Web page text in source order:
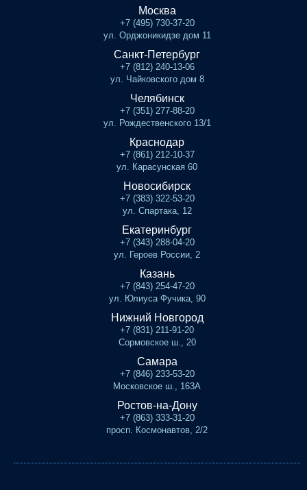
Москва
+7 (495) 730-37-20
ул. Орджоникидзе дом 11
Санкт-Петербург
+7 (812) 240-13-06
ул. Чайковского дом 8
Челябинск
+7 (351) 277-88-20
ул. Рождественского 13/1
Краснодар
+7 (861) 212-10-37
ул. Карасунская 60
Новосибирск
+7 (383) 322-53-20
ул. Спартака, 12
Екатеринбург
+7 (343) 288-04-20
ул. Героев России, 2
Казань
+7 (843) 254-47-20
ул. Юлиуса Фучика, 90
Нижний Новгород
+7 (831) 211-91-20
Сормовское ш., 20
Самара
+7 (846) 233-53-20
Московское ш., 163А
Ростов-на-Дону
+7 (863) 333-31-20
просп. Космонавтов, 2/2